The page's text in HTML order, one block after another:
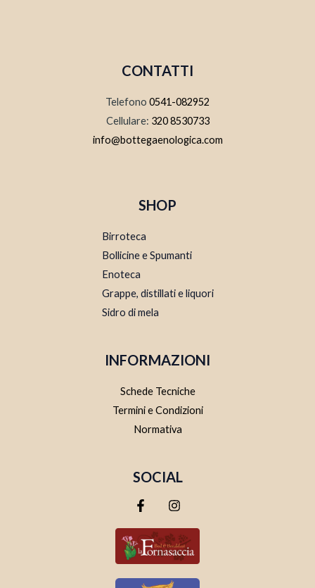
CONTATTI
Telefono 0541-082952
Cellulare: 320 8530733
info@bottegaenologica.com
SHOP
Birroteca
Bollicine e Spumanti
Enoteca
Grappe, distillati e liquori
Sidro di mela
INFORMAZIONI
Schede Tecniche
Termini e Condizioni
Normativa
SOCIAL